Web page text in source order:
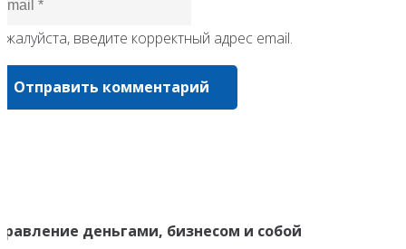
введите корректный адрес email.
Отправить комментарий
деньгами, бизнесом и собой